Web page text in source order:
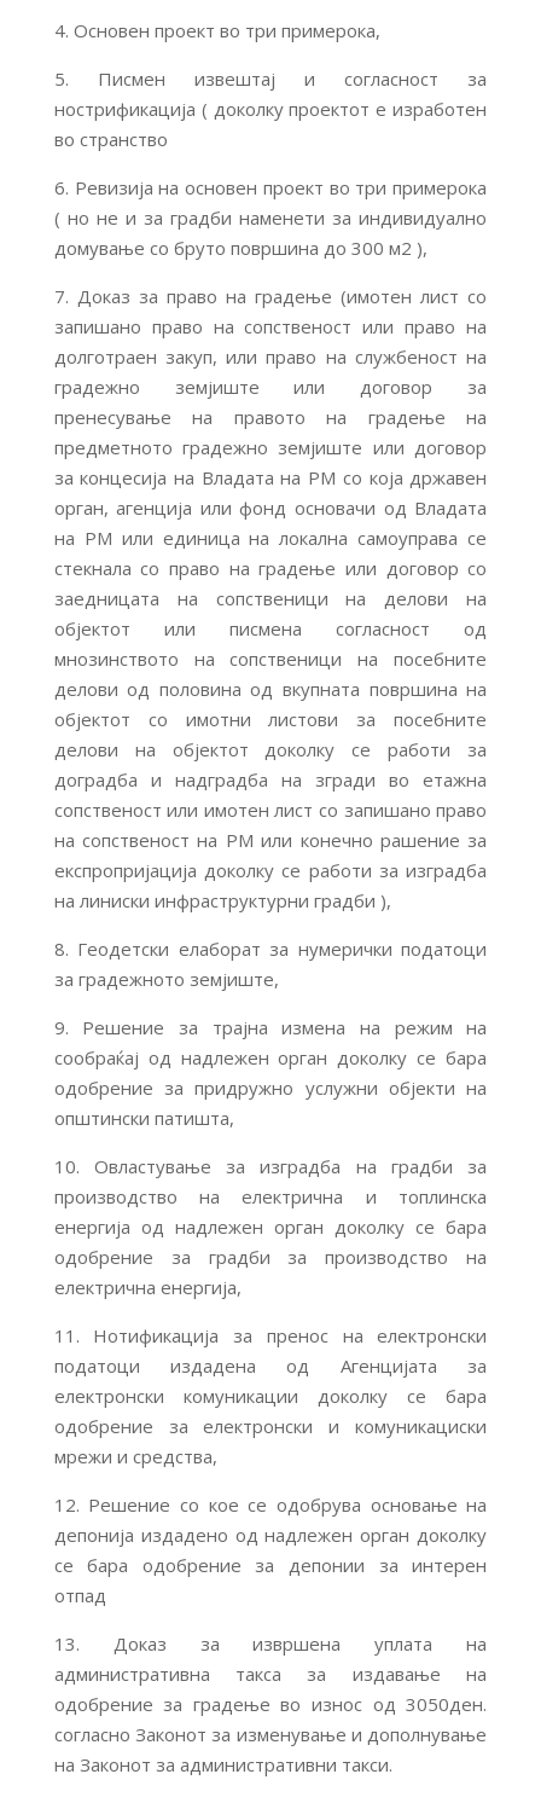
4. Основен проект во три примерока,
5. Писмен извештај и согласност за
нострификација ( доколку проектот е изработен
во странство
6. Ревизија на основен проект во три примерока
( но не и за градби наменети за индивидуално
домување со бруто површина до 300 м2 ),
7. Доказ за право на градење (имотен лист со
запишано право на сопственост или право на
долготраен закуп, или право на службеност на
градежно земјиште или договор за
пренесување на правото на градење на
предметното градежно земјиште или договор
за концесија на Владата на РМ со која државен
орган, агенција или фонд основачи од Владата
на РМ или единица на локална самоуправа се
стекнала со право на градење или договор со
заедницата на сопственици на делови на
објектот или писмена согласност од
мнозинството на сопственици на посебните
делови од половина од вкупната површина на
објектот со имотни листови за посебните
делови на објектот доколку се работи за
доградба и надградба на згради во етажна
сопственост или имотен лист со запишано право
на сопственост на РМ или конечно рашение за
експропријација доколку се работи за изградба
на линиски инфраструктурни градби ),
8. Геодетски елаборат за нумерички податоци
за градежното земјиште,
9. Решение за трајна измена на режим на
сообраќај од надлежен орган доколку се бара
одобрение за придружно услужни објекти на
општински патишта,
10. Овластување за изградба на градби за
производство на електрична и топлинска
енергија од надлежен орган доколку се бара
одобрение за градби за производство на
електрична енергија,
11. Нотификација за пренос на електронски
податоци издадена од Агенцијата за
електронски комуникации доколку се бара
одобрение за електронски и комуникациски
мрежи и средства,
12. Решение со кое се одобрува основање на
депонија издадено од надлежен орган доколку
се бара одобрение за депонии за интерен
отпад
13. Доказ за извршена уплата на
административна такса за издавање на
одобрение за градење во износ од 3050ден.
согласно Законот за изменување и дополнување
на Законот за административни такси.